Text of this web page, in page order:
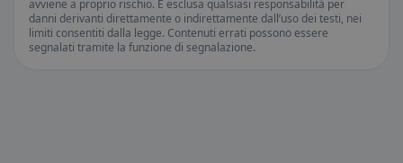
avviene a proprio rischio. È esclusa qualsiasi responsabilità per
danni derivanti direttamente o indirettamente dall’uso dei testi, nei
limiti consentiti dalla legge. Contenuti errati possono essere
segnalati tramite la funzione di segnalazione.